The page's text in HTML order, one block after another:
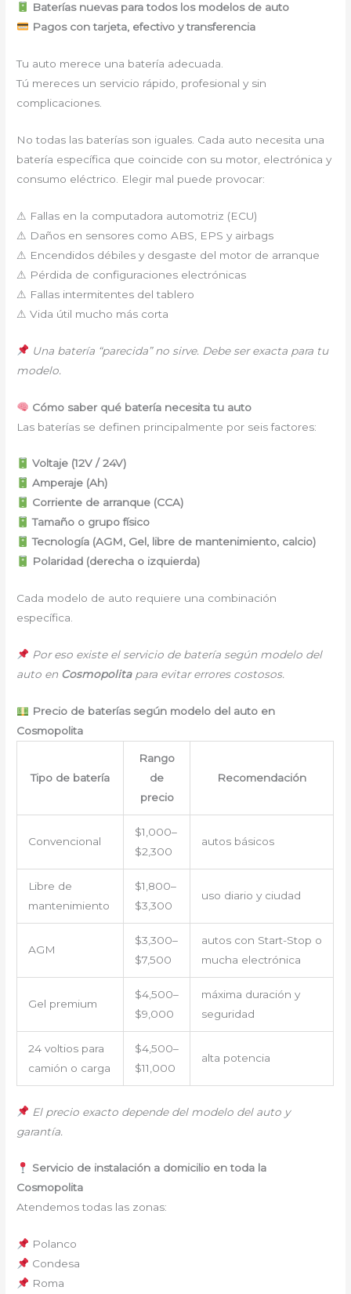
Baterías nuevas para todos los modelos de auto
Pagos con tarjeta, efectivo y transferencia
Tu auto merece una batería adecuada.
Tú mereces un servicio rápido, profesional y sin
complicaciones.
No todas las baterías son iguales. Cada auto necesita una
batería específica que coincide con su motor, electrónica y
consumo eléctrico. Elegir mal puede provocar:
⚠ Fallas en la computadora automotriz (ECU)
⚠ Daños en sensores como ABS, EPS y airbags
⚠ Encendidos débiles y desgaste del motor de arranque
⚠ Pérdida de configuraciones electrónicas
⚠ Fallas intermitentes del tablero
⚠ Vida útil mucho más corta
Una batería “parecida” no sirve. Debe ser exacta para tu
modelo.
Cómo saber qué batería necesita tu auto
Las baterías se definen principalmente por seis factores:
Voltaje (12V / 24V)
Amperaje (Ah)
Corriente de arranque (CCA)
Tamaño o grupo físico
Tecnología (AGM, Gel, libre de mantenimiento, calcio)
Polaridad (derecha o izquierda)
Cada modelo de auto requiere una combinación
específica.
Por eso existe el servicio de batería según modelo del
auto en Cosmopolitapara evitar errores costosos.
Precio de baterías según modelo del auto en
Cosmopolita
Tipo de batería
Rango
de
precio
Recomendación
Convencional
$1,000–
$2,300
autos básicos
Libre de
mantenimiento
$1,800–
$3,300
uso diario y ciudad
AGM
$3,300–
$7,500
autos con Start-Stop o
mucha electrónica
Gel premium
$4,500–
$9,000
máxima duración y
seguridad
24 voltios para
camión o carga
$4,500–
$11,000
alta potencia
El precio exacto depende del modelo del auto y
garantía.
Servicio de instalación a domicilio en toda la
Cosmopolita
Atendemos todas las zonas:
Polanco
Condesa
Roma